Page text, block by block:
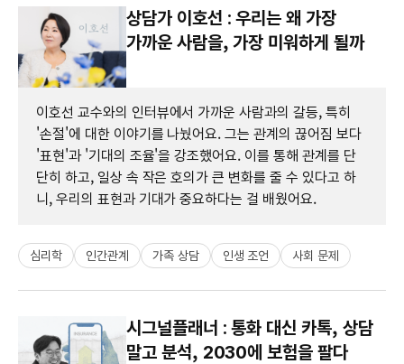
상담가 이호선 : 우리는 왜 가장
가까운 사람을, 가장 미워하게 될까
이호선 교수와의 인터뷰에서 가까운 사람과의 갈등, 특히
'손절'에 대한 이야기를 나눴어요. 그는 관계의 끊어짐 보다
'표현'과 '기대의 조율'을 강조했어요. 이를 통해 관계를 단
단히 하고, 일상 속 작은 호의가 큰 변화를 줄 수 있다고 하
니, 우리의 표현과 기대가 중요하다는 걸 배웠어요.
심리학 인간관계 가족 상담 인생 조언 사회 문제
시그널플래너 : 통화 대신 카톡, 상담
말고 분석, 2030에 보험을 팔다